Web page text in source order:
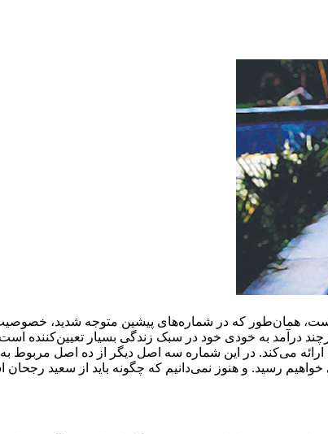
همان‌طور که در شماره‌های پیشین متوجه شدید،
به خودی خود در سبک زندگی بسیار تعیین‌کننده
می‌کند. در این شماره سه اصل دیگر از ده اصل مربوط
رسید. و هنوز نمی‌دانیم که چگونه باید از سعید